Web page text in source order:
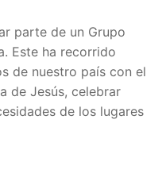
parte de un Grupo
Este ha recorrido
de nuestro país con el
de Jesús, celebrar
de los lugares